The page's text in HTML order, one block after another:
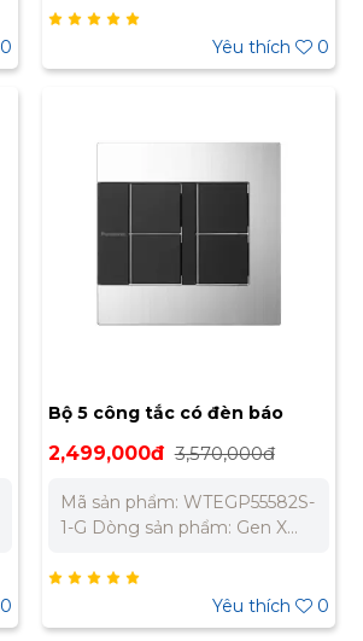
0
Đèn báo: Có đèn báo (BS
type). Dòng điện định
mức: 16A. Điện áp định
Mặt che: Bằng nhôm. Màu
chuẩn: IEC 60669, IEC 60884.
Kích thước: 80 * 125 * 6.85
Yêu thích 0
0
Bộ 5 công tắc có đèn báo
GenX Panasonic
2,499,000đ 3,570,000đ
Mã sản phẩm: WTEGP55582S-
1-G Dòng sản phẩm: Gen X
Bộ 5 công tắc C, 2 chiều, có
đèn báo Nguồn điện: 250V -
16A Màu sắc: Trắng + Đen Bảo
Yêu thích 0